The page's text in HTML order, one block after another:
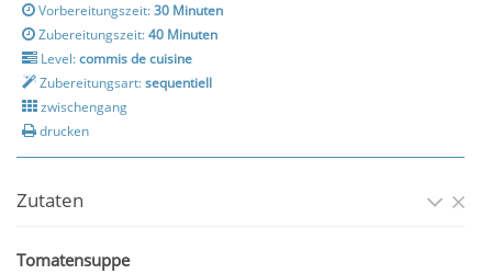
Vorbereitungszeit:30 Minuten
Zubereitungszeit:40 Minuten
Level:commis de cuisine
Zubereitungsart:sequentiell
zwischengang
drucken
Zutaten
Tomatensuppe